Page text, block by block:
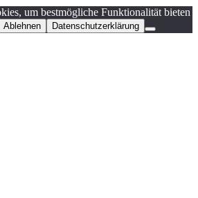
um bestmögliche Funktionalität bieten
Ablehnen Datenschutzerklärung